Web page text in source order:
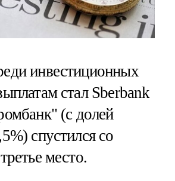
инвестиционных
стал Sberbank
(с долей
спустился со
место.